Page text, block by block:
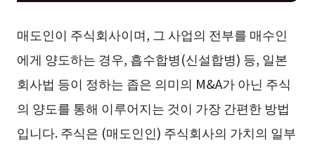
매도인이 주식회사이며, 그 사업의 전부를 매수인
에게 양도하는 경우, 흡수합병(신설합병) 등, 일본
회사법 등이 정하는 좁은 의미의 M&A가 아닌 주식
의 양도를 통해 이루어지는 것이 가장 간편한 방법
입니다. 주식은 (매도인인) 주식회사의 가치의 일부